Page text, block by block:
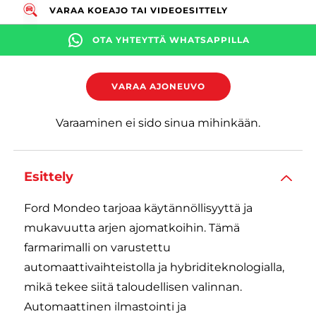
VARAA KOEAJO TAI VIDEOESITTELY
OTA YHTEYTTÄ WHATSAPPILLA
VARAA AJONEUVO
Varaaminen ei sido sinua mihinkään.
Esittely
Ford Mondeo tarjoaa käytännöllisyyttä ja
mukavuutta arjen ajomatkoihin. Tämä
farmarimalli on varustettu
automaattivaihteistolla ja hybriditeknologialla,
mikä tekee siitä taloudellisen valinnan.
Automaattinen ilmastointi ja